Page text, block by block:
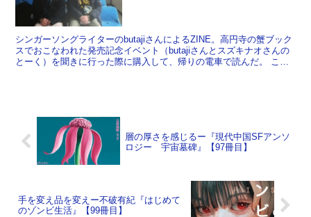
シンガーソングライターのbutajiさんによるZINE。高円寺の蟹ブック
スでおこなわれた発売記念イベント（butajiさんとスズキナオさんの
とーく）を聞きに行った際に購入して、帰りの電車で読んだ。 こと
層の厚さを感じるー『現代中国SFアンソ
ロジー 宇宙墓碑』【97冊目】
手を変え品を変えー不破有紀『はじめて
のゾンビ生活』【99冊目】